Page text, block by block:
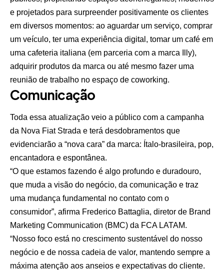
e projetados para surpreender positivamente os clientes
em diversos momentos: ao aguardar um serviço, comprar
um veículo, ter uma experiência digital, tomar um café em
uma cafeteria italiana (em parceria com a marca Illy),
adquirir produtos da marca ou até mesmo fazer uma
reunião de trabalho no espaço de coworking.
Comunicação
Toda essa atualização veio a público com a campanha
da Nova Fiat Strada e terá desdobramentos que
evidenciarão a “nova cara” da marca: Ítalo-brasileira, pop,
encantadora e espontânea.
“O que estamos fazendo é algo profundo e duradouro,
que muda a visão do negócio, da comunicação e traz
uma mudança fundamental no contato com o
consumidor”, afirma Frederico Battaglia, diretor de Brand
Marketing Communication (BMC) da FCA LATAM.
“Nosso foco está no crescimento sustentável do nosso
negócio e de nossa cadeia de valor, mantendo sempre a
máxima atenção aos anseios e expectativas do cliente.